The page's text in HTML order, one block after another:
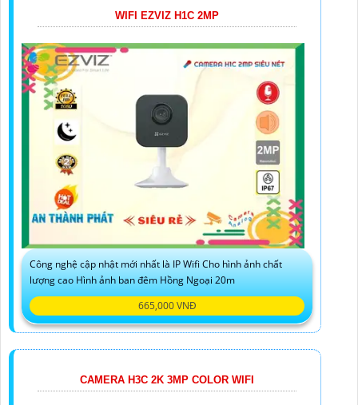
WIFI EZVIZ H1C 2MP
Công nghệ cập nhật mới nhất là IP Wifi Cho hình ảnh chất
lượng cao Hình ảnh ban đêm Hồng Ngoại 20m
665,000 VNĐ
CAMERA H3C 2K 3MP COLOR WIFI